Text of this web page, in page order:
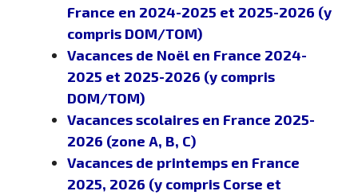
France en 2024-2025 et 2025-2026 (y
compris DOM/TOM)
Vacances de Noël en France 2024-
2025 et 2025-2026 (y compris
DOM/TOM)
Vacances scolaires en France 2025-
2026 (zone A, B, C)
Vacances de printemps en France
2025, 2026 (y compris Corse et